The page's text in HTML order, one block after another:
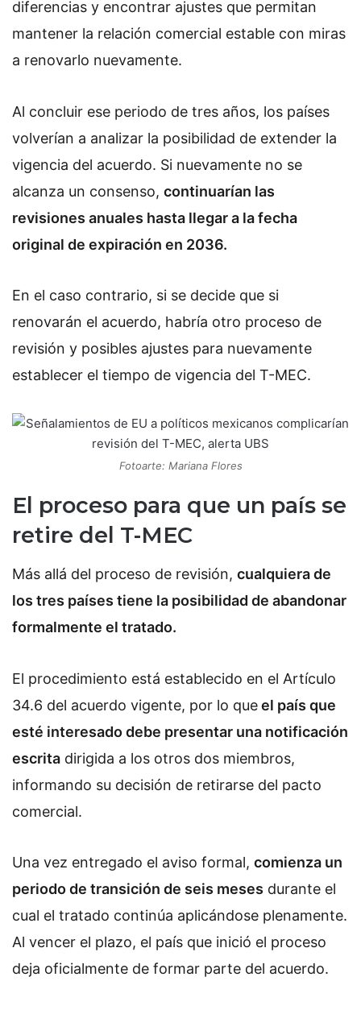
diferencias y encontrar ajustes que permitan
mantener la relación comercial estable con miras
a renovarlo nuevamente.
Al concluir ese periodo de tres años, los países
volverían a analizar la posibilidad de extender la
vigencia del acuerdo. Si nuevamente no se
alcanza un consenso, continuarían las
revisiones anuales hasta llegar a la fecha
original de expiración en 2036.
En el caso contrario, si se decide que si
renovarán el acuerdo, habría otro proceso de
revisión y posibles ajustes para nuevamente
establecer el tiempo de vigencia del T-MEC.
Fotoarte: Mariana Flores
El proceso para que un país se
retire del T-MEC
Más allá del proceso de revisión, cualquiera de
los tres países tiene la posibilidad de abandonar
formalmente el tratado.
El procedimiento está establecido en el Artículo
34.6 del acuerdo vigente, por lo queel país que
esté interesado debe presentar una notificación
escrita dirigida a los otros dos miembros,
informando su decisión de retirarse del pacto
comercial.
Una vez entregado el aviso formal, comienza un
periodo de transición de seis meses durante el
cual el tratado continúa aplicándose plenamente.
Al vencer el plazo, el país que inició el proceso
deja oficialmente de formar parte del acuerdo.